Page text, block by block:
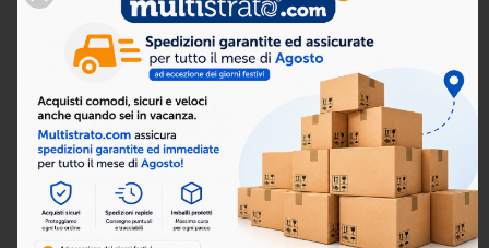
DETTAGLI
Codice prodotto: ISO10-32
Condizione Nuovo